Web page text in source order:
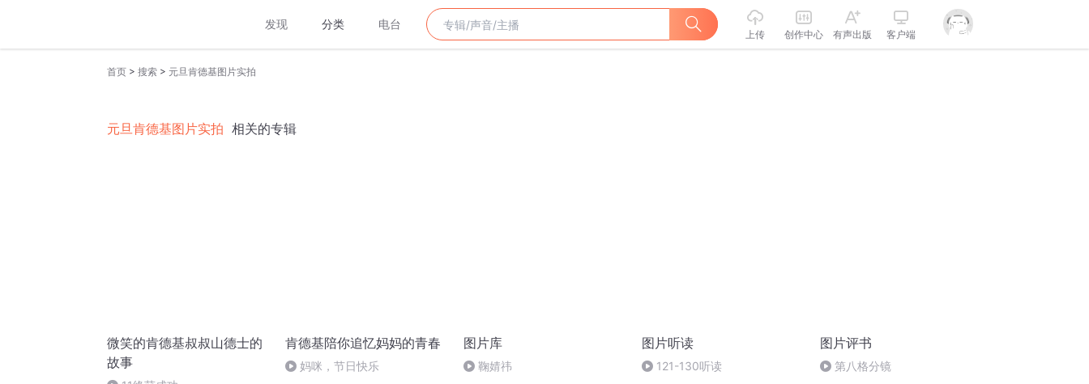
发现 分类 电台
上传 创作中心 有声出版 客户端
首页 > 搜索 > 元旦肯德基图片实拍
元旦肯德基图片实拍 相关的专辑
微笑的肯德基叔叔山德士的
故事
肯德基陪你追忆妈妈的青春
妈咪，节日快乐
图片库
鞠婧祎
图片听读
121-130听读
图片评书
第八格分镜